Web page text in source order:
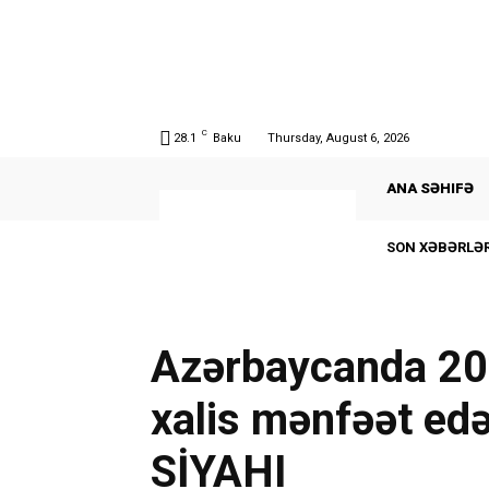
28.1 C Baku Thursday, August 6, 2026
ANA SƏHIFƏ
SON
Azərbaycanda
xalis mənfəət
SİYAHI